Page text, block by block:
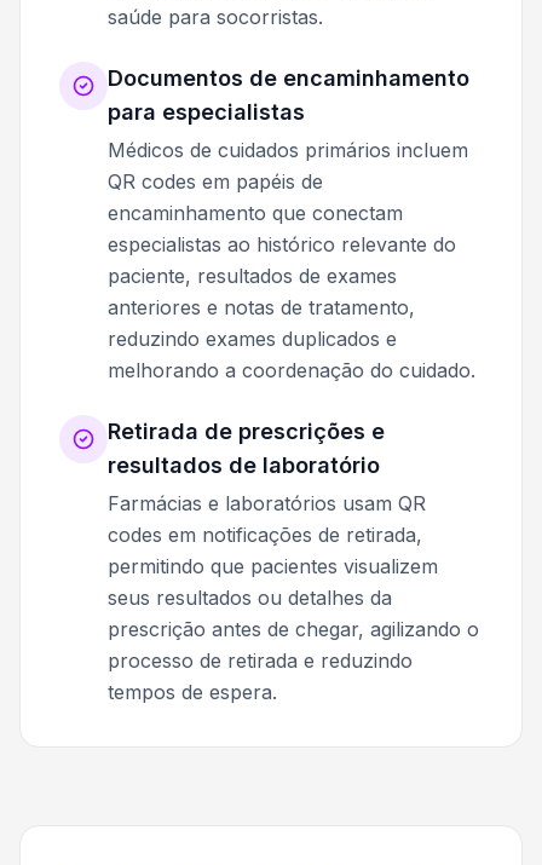
saúde para socorristas.
Documentos de encaminhamento
para especialistas
Médicos de cuidados primários incluem
QR codes em papéis de
encaminhamento que conectam
especialistas ao histórico relevante do
paciente, resultados de exames
anteriores e notas de tratamento,
reduzindo exames duplicados e
melhorando a coordenação do cuidado.
Retirada de prescrições e
resultados de laboratório
Farmácias e laboratórios usam QR
codes em notificações de retirada,
permitindo que pacientes visualizem
seus resultados ou detalhes da
prescrição antes de chegar, agilizando o
processo de retirada e reduzindo
tempos de espera.